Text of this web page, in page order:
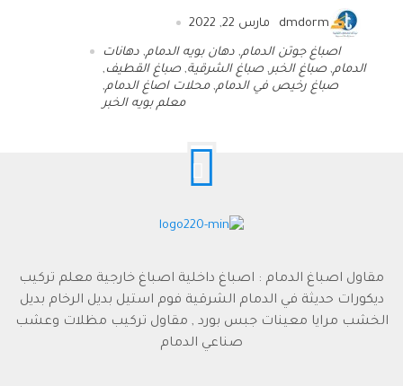
dmdorm مارس 22, 2022
اصباغ جوتن الدمام, دهان بويه الدمام, دهانات
الدمام, صباغ الخبر, صباغ الشرقية, صباغ القطيف ,
صباغ رخيص في الدمام,محلات اصاغ الدمام,
معلم بويه الخبر
مقاول اصباغ الدمام : اصباغ داخلية اصباغ خارجية معلم تركيب
ديكورات حديثة في الدمام الشرقية فوم استيل بديل الرخام بديل
الخشب مرايا معينات جبس بورد , مقاول تركيب مظلات وعشب
صناعي الدمام